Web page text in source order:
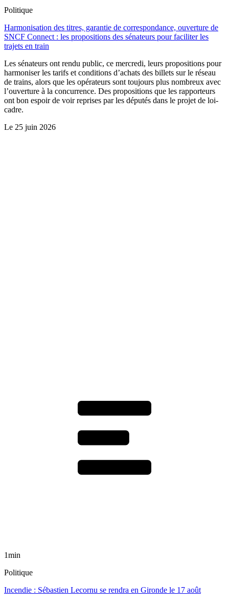
Politique
Harmonisation des titres, garantie de correspondance, ouverture de
SNCF Connect : les propositions des sénateurs pour faciliter les
trajets en train
Les sénateurs ont rendu public, ce mercredi, leurs propositions pour
harmoniser les tarifs et conditions d’achats des billets sur le réseau
de trains, alors que les opérateurs sont toujours plus nombreux avec
l’ouverture à la concurrence. Des propositions que les rapporteurs
ont bon espoir de voir reprises par les députés dans le projet de loi-
cadre.
Le 25 juin 2026
1min
Politique
Incendie : Sébastien Lecornu se rendra en Gironde le 17 août